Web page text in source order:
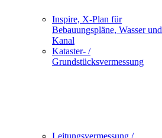
Inspire, X-Plan für
Bebauungspläne, Wasser und
Kanal
Kataster- /
Grundstücksvermessung
Leitungsvermessung /